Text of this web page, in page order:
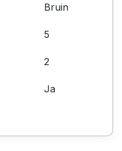
Bruin
5
2
Ja